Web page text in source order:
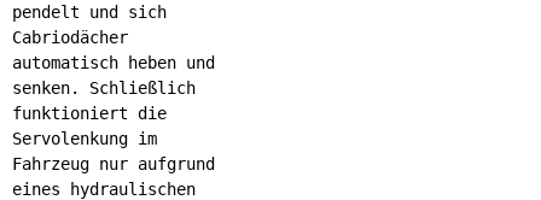
pendelt und sich
Cabriodächer
automatisch heben und
senken. Schließlich
funktioniert die
Servolenkung im
Fahrzeug nur aufgrund
eines hydraulischen